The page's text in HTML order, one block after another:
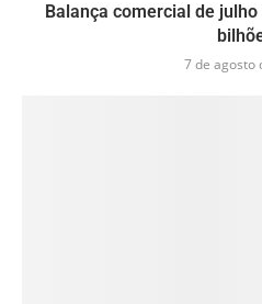
Balança comercial de
7 de agosto